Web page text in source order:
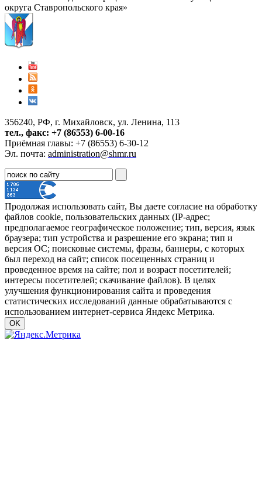
округа Ставропольского края»
356240, РФ, г. Михайловск, ул. Ленина, 113
тел., факс: +7 (86553) 6-00-16
Приёмная главы: +7 (86553) 6-30-12
Эл. почта: administration@shmr.ru
Продолжая использовать сайт, Вы даете согласие на обработку
файлов cookie, пользовательских данных (IP-адрес;
предполагаемое географическое положение; тип, версия, язык
браузера; тип устройства и разрешение его экрана; тип и
версия ОС; поисковые системы, фразы, баннеры, с которых
был переход на сайт; список посещенных страниц и
проведенное время на сайте; пол и возраст посетителей;
интересы посетителей; скачивание файлов). В целях
улучшения функционирования сайта и проведения
статистических исследований данные обрабатываются с
использованием интернет-сервиса Яндекс Метрика.
OK